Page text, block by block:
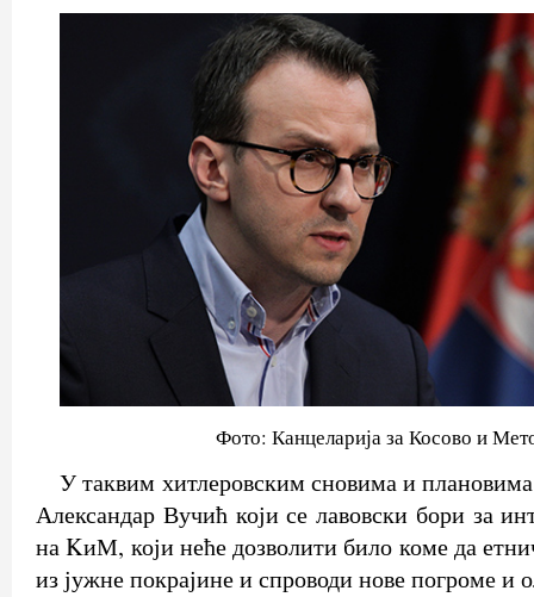
Фото: Канцеларија за Косово и
У таквим хитлеровским сновима и
Александар Вучић који се лавовски бори за
на KиМ, који неће дозволити било коме да
из јужне покрајине и спроводи нове погроме и